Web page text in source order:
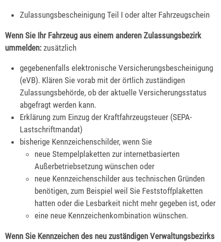
Zulassungsbescheinigung Teil I oder alter Fahrzeugschein
Wenn Sie Ihr Fahrzeug aus einem anderen Zulassungsbezirk
ummelden: zusätzlich
gegebenenfalls elektronische Versicherungsbescheinigung
(eVB). Klären Sie vorab mit der örtlich zuständigen
Zulassungsbehörde, ob der aktuelle Versicherungsstatus
abgefragt werden kann.
Erklärung zum Einzug der Kraftfahrzeugsteuer (SEPA-
Lastschriftmandat)
bisherige Kennzeichenschilder, wenn Sie
neue Stempelplaketten zur internetbasierten
Außerbetriebsetzung wünschen oder
neue Kennzeichenschilder aus technischen Gründen
benötigen, zum Beispiel weil Sie Feststoffplaketten
hatten oder die Lesbarkeit nicht mehr gegeben ist, oder
eine neue Kennzeichenkombination wünschen.
Wenn Sie Kennzeichen des neu zuständigen Verwaltungsbezirks